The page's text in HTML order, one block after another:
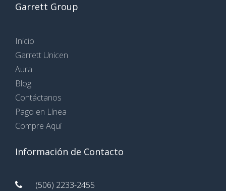
Garrett Group
Inicio
Garrett Unicen
Aura
Blog
Contáctanos
Pago en Línea
Compre Aquí
Información de Contacto
(506) 2233-2455